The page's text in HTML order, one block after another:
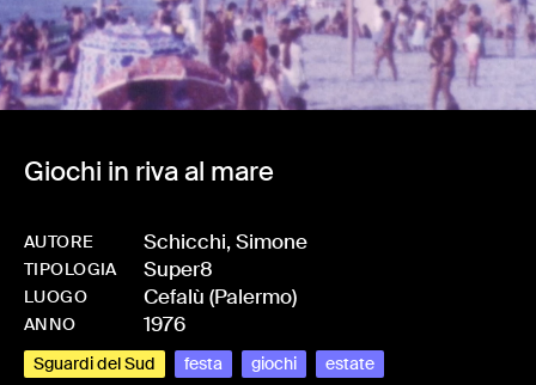
Giochi in riva al mare
AUTORE Schicchi, Simone
TIPOLOGIA Super8
LUOGO Cefalù (Palermo)
ANNO 1976
Sguardi del Sud festa giochi estate